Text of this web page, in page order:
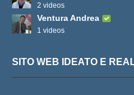
2 videos
Ventura Andrea
1 videos
SITO WEB IDEATO E